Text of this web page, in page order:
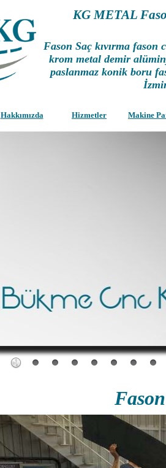
KG METAL
Fason Saç kıvırma fason
krom metal demir
paslanmaz konik boru
Hakkımızda Hizmetler Makine